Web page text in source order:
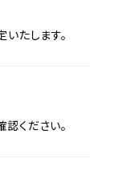
たします。
ください。